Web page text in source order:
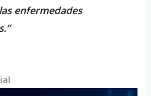
enfermedades